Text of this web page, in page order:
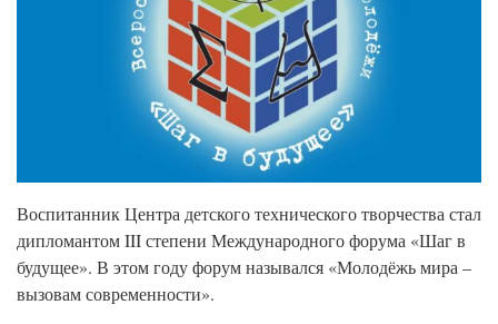
Воспитанник Центра детского технического творчества стал
дипломантом III степени Международного форума «Шаг в
будущее». В этом году форум назывался «Молодёжь мира –
вызовам современности».